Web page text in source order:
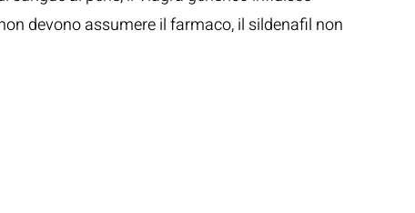
devono assumere il farmaco, il sildenafil non